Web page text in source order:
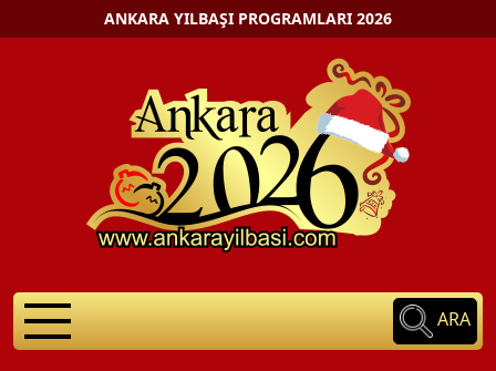
ANKARA YILBAŞI PROGRAMLARI 2026
ARA